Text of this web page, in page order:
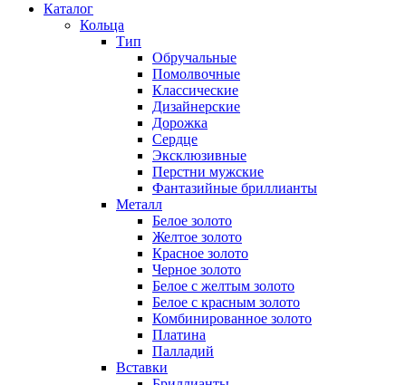
Каталог
Кольца
Тип
Обручальные
Помолвочные
Классические
Дизайнерские
Дорожка
Сердце
Эксклюзивные
Перстни мужские
Фантазийные бриллианты
Металл
Белое золото
Желтое золото
Красное золото
Черное золото
Белое с желтым золото
Белое с красным золото
Комбинированное золото
Платина
Палладий
Вставки